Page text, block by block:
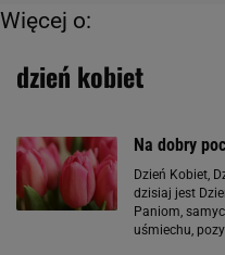
Więcej o:
dzień kobiet
Na dobry
Dzień Kobiet,
dzisiaj jest
Paniom,
uśmiechu,